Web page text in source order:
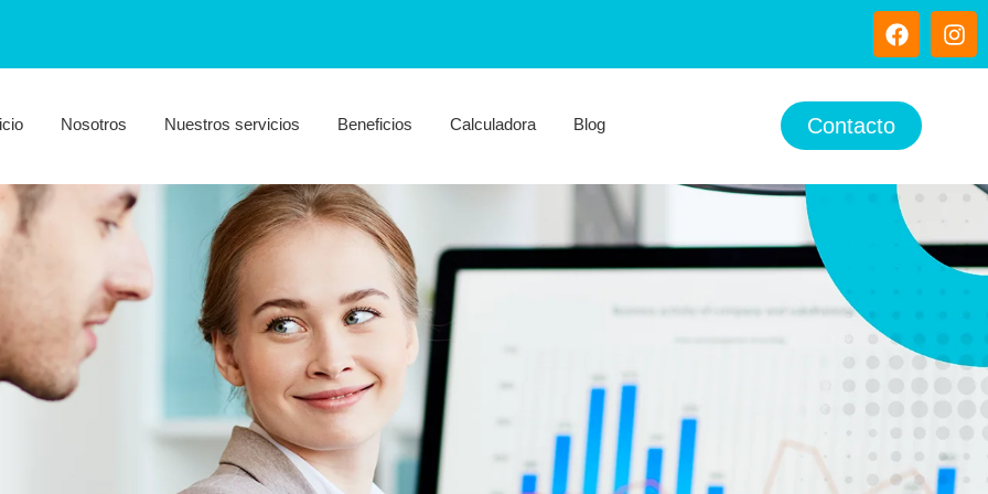
Nosotros Nuestros servicios Beneficios Calculadora Blog Contacto